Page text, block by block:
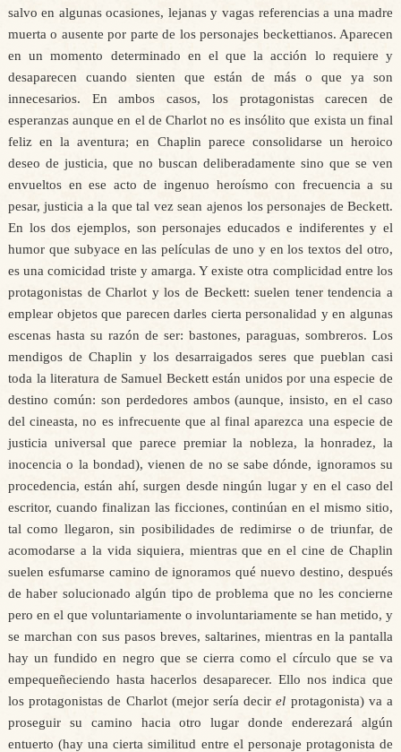
salvo en algunas ocasiones, lejanas y vagas referencias a una madre
muerta o ausente por parte de los personajes beckettianos. Aparecen
en un momento determinado en el que la acción lo requiere y
desaparecen cuando sienten que están de más o que ya son
innecesarios. En ambos casos, los protagonistas carecen de
esperanzas aunque en el de Charlot no es insólito que exista un final
feliz en la aventura; en Chaplin parece consolidarse un heroico
deseo de justicia, que no buscan deliberadamente sino que se ven
envueltos en ese acto de ingenuo heroísmo con frecuencia a su
pesar, justicia a la que tal vez sean ajenos los personajes de Beckett.
En los dos ejemplos, son personajes educados e indiferentes y el
humor que subyace en las películas de uno y en los textos del otro,
es una comicidad triste y amarga. Y existe otra complicidad entre los
protagonistas de Charlot y los de Beckett: suelen tener tendencia a
emplear objetos que parecen darles cierta personalidad y en algunas
escenas hasta su razón de ser: bastones, paraguas, sombreros. Los
mendigos de Chaplin y los desarraigados seres que pueblan casi
toda la literatura de Samuel Beckett están unidos por una especie de
destino común: son perdedores ambos (aunque, insisto, en el caso
del cineasta, no es infrecuente que al final aparezca una especie de
justicia universal que parece premiar la nobleza, la honradez, la
inocencia o la bondad), vienen de no se sabe dónde, ignoramos su
procedencia, están ahí, surgen desde ningún lugar y en el caso del
escritor, cuando finalizan las ficciones, continúan en el mismo sitio,
tal como llegaron, sin posibilidades de redimirse o de triunfar, de
acomodarse a la vida siquiera, mientras que en el cine de Chaplin
suelen esfumarse camino de ignoramos qué nuevo destino, después
de haber solucionado algún tipo de problema que no les concierne
pero en el que voluntariamente o involuntariamente se han metido, y
se marchan con sus pasos breves, saltarines, mientras en la pantalla
hay un fundido en negro que se cierra como el círculo que se va
empequeñeciendo hasta hacerlos desaparecer. Ello nos indica que
los protagonistas de Charlot (mejor sería decirel protagonista) va a
proseguir su camino hacia otro lugar donde enderezará algún
entuerto (hay una cierta similitud entre el personaje protagonista de